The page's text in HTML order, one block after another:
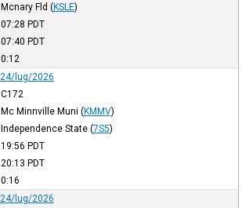
Mcnary Fld (KSLE)
07:28 PDT
07:40 PDT
0:12
24/lug/2026
C172
Mc Minnville Muni (KMMV)
Independence State (7S5)
19:56 PDT
20:13 PDT
0:16
24/lug/2026